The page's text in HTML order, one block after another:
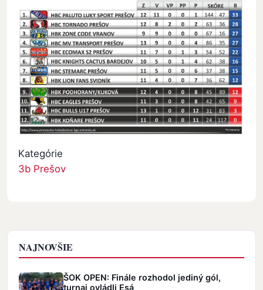
Kategórie
3b Prešov
NAJNOVŠIE
ŠOK OPEN: Finále rozhodol jediný gól,
turnaj ovládli Esá